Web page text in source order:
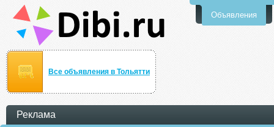
Объявления
Все объявления в Тольятти
Реклама